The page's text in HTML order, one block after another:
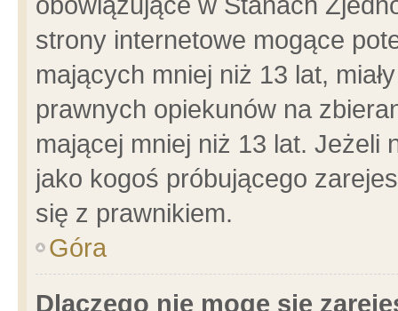
strony internetowe mogące
mających mniej niż 13 lat,
prawnych opiekunów na
mającej mniej niż 13 lat. Jeżeli
jako kogoś próbującego
się z prawnikiem.
Góra
Dlaczego nie mogę się